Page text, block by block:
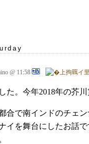
@ 11:58
た。今年2018年の芥
合で南インドのチェ
イを舞台にしたお話